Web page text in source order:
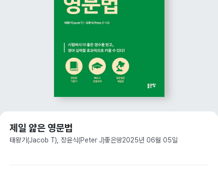
제일 얇은 영문법
태왕기(Jacob T), 장윤식(Peter J)좋은땅2025년 06월 05일